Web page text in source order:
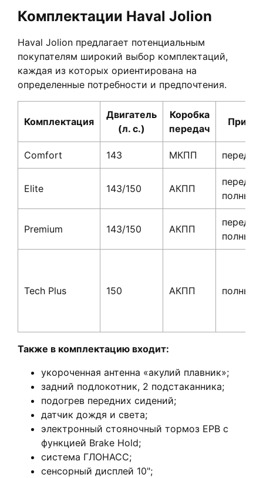
Комплектации Haval Jolion
Haval Jolion предлагает потенциальным
покупателям широкий выбор комплектаций,
каждая из которых ориентирована на
определенные потребности и предпочтения.
Комплектация
Двигатель
(л. с.)
Коробка
передач
Comfort 143 МКПП
Elite 143/150 АКПП
полный
Premium 143/150 АКПП
полный
Tech Plus 150 АКПП полный
Также в комплектацию входит:
укороченная антенна «акулий плавник»;
задний подлокотник, 2 подстаканника;
подогрев передних сидений;
датчик дождя и света;
электронный стояночный тормоз EPB с
функцией Brake Hold;
система ГЛОНАСС;
сенсорный дисплей 10";